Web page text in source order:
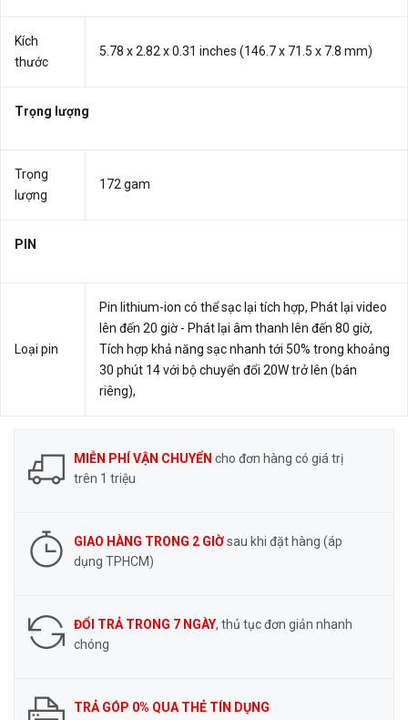
Kích
thước
5.78 x 2.82 x 0.31 inches (146.7 x 71.5 x 7.8 mm)
Trọng lượng
Trọng
lượng
172 gam
PIN
Loại pin
Pin lithium-ion có thể sạc lại tích hợp, Phát lại video
lên đến 20 giờ - Phát lại âm thanh lên đến 80 giờ,
Tích hợp khả năng sạc nhanh tới 50% trong khoảng
30 phút 14 với bộ chuyển đổi 20W trở lên (bán
riêng),
MIỄN PHÍ VẬN CHUYỂN cho đơn hàng có giá trị
trên 1 triệu
GIAO HÀNG TRONG 2 GIỜsau khi đặt hàng (áp
dụng TPHCM)
ĐỔI TRẢ TRONG 7 NGÀY, thủ tục đơn giản nhanh
chóng
TRẢ GÓP 0% QUA THẺ TÍN DỤNG